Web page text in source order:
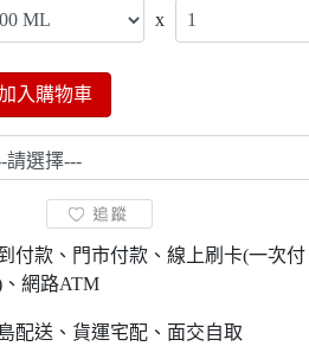
x
入購物車
付款、門市付款、線上刷卡(一次付
網路ATM
配送、貨運宅配、面交自取